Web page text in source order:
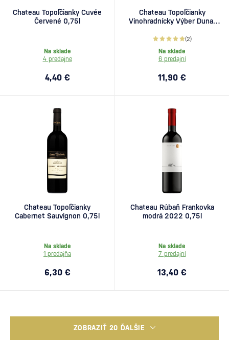
Chateau Topoľčianky Cuvée
Červené 0,75l
Na sklade
4 predajne
4,40 €
Chateau Topoľčianky
Vinohradnícky Výber Dunaj
(2)
Na sklade
6 predajní
11,90 €
Chateau Topoľčianky
Cabernet Sauvignon 0,75l
Na sklade
1 predajňa
6,30 €
Chateau Rúbaň Frankovka
modrá 2022 0,75l
Na sklade
7 predajní
13,40 €
ZOBRAZIŤ 20 ĎALŠIE